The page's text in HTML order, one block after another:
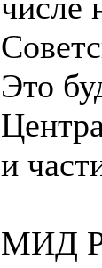
Это
и
МИД